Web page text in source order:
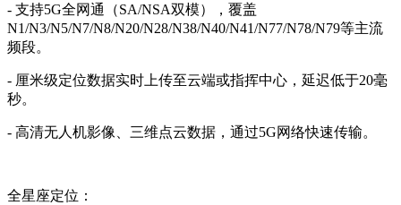
- 支持5G全网通（SA/NSA双模），覆盖
N1/N3/N5/N7/N8/N20/N28/N38/N40/N41/N77/N78/N79等主流
频段。
- 厘米级定位数据实时上传至云端或指挥中心，延迟低于20毫
秒。
- 高清无人机影像、三维点云数据，通过5G网络快速传输。
全星座定位：